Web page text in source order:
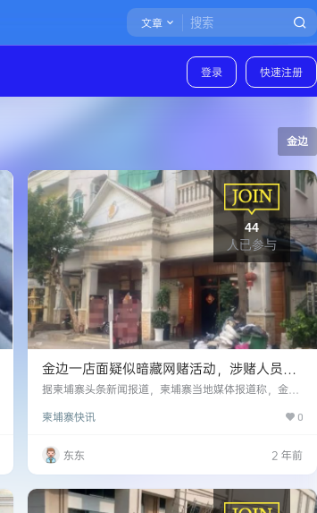
文章
登录 快速注册
金边
44
人已参与
金边一店面疑似暗藏网赌活动，涉赌人员疑
似为中国人！
据柬埔寨头条新闻报道，柬埔寨当地媒体报道称，金边
动，该媒体呼吁当地警方予以取缔。 据附近居民介绍，
且全天营业。 据该区宗周3分区警方告诉媒体，警方告
诉媒体，执法人员进行了突击调查，但没有发现与网络
赌博有关的活动。无论如何，相关执法人员将再次突击
搜查，为民众查个水落石出。 当地居民和柬媒呼吁波森
芷区当局和执…
柬埔寨快讯 0
东东 2 年前